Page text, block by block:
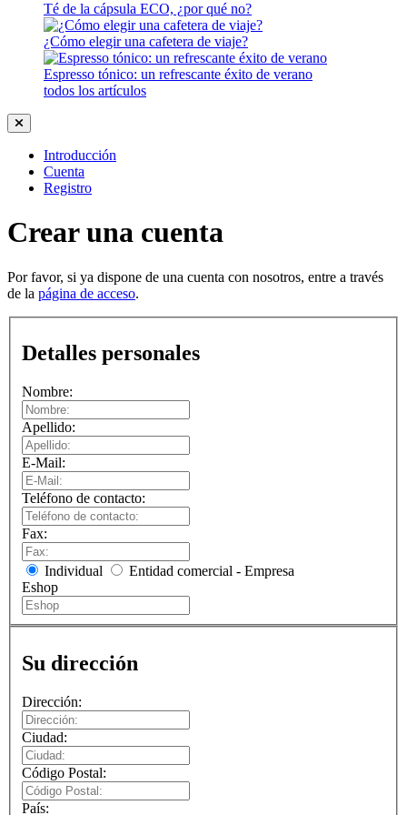
Té de la cápsula ECO, ¿por qué no?
¿Cómo elegir una cafetera de viaje?
Espresso tónico: un refrescante éxito de verano
todos los artículos
Introducción
Cuenta
Registro
Crear una cuenta
Por favor, si ya dispone de una cuenta con nosotros, entre a través
de la página de acceso.
Detalles personales
Nombre:
Apellido:
E-Mail:
Teléfono de contacto:
Fax:
Individual
Entidad comercial - Empresa
Eshop
Su dirección
Dirección:
Ciudad:
Código Postal:
País: